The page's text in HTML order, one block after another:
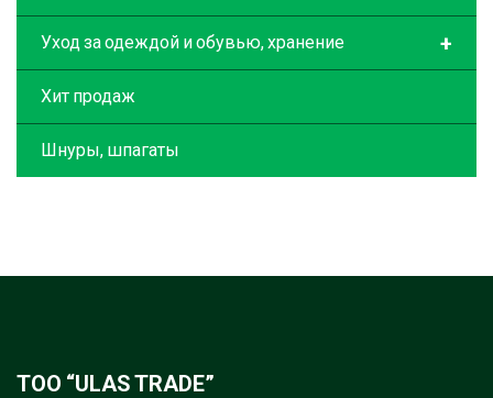
+
Уход за одеждой и обувью, хранение
Хит продаж
Шнуры, шпагаты
ТОО “ULAS TRADE”